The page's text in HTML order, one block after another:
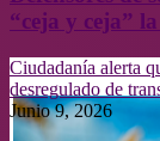
“ceja y ceja”
Ciudadanía alerta
desregulado de
Junio 9, 2026